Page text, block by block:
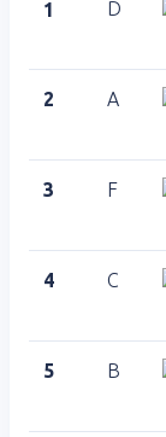
1
D
2
A
3
F
4
C
5
B